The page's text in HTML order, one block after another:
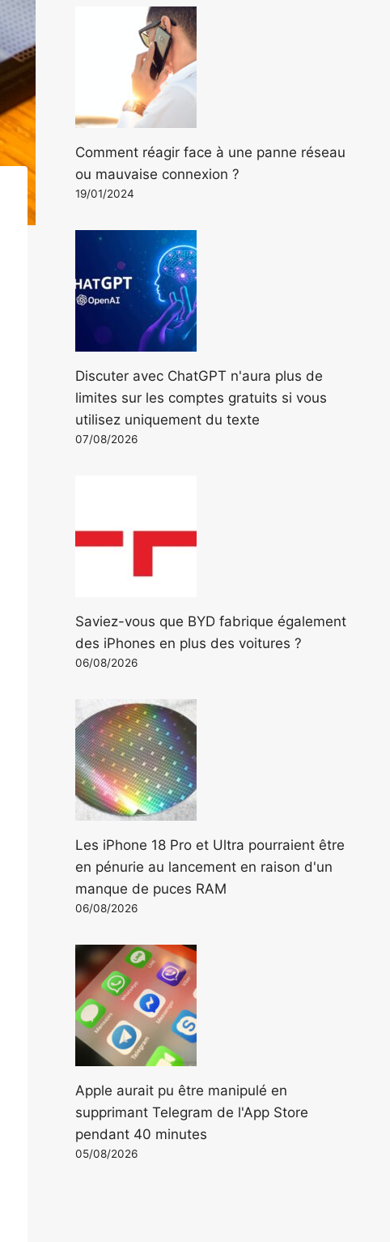
Comment réagir face à une panne réseau
ou mauvaise connexion ?
19/01/2024
Discuter avec ChatGPT n'aura plus de
limites sur les comptes gratuits si vous
utilisez uniquement du texte
07/08/2026
Saviez-vous que BYD fabrique également
des iPhones en plus des voitures ?
06/08/2026
Les iPhone 18 Pro et Ultra pourraient être
en pénurie au lancement en raison d'un
manque de puces RAM
06/08/2026
Apple aurait pu être manipulé en
supprimant Telegram de l'App Store
pendant 40 minutes
05/08/2026